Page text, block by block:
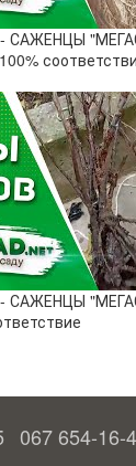
067 654-16-